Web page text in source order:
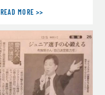
とともに『子供の力をぐん
接し方』が載っています。
内容は指導者の接し方３
か条と親の接し方３か条
です！
READ MORE >>